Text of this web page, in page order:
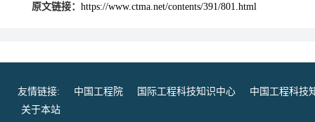
原文链接： https://www.ctma.net/contents/391/801.html
友情链接: 中国工程院 国际工程科技知识中心
中国工程科技
关于本站